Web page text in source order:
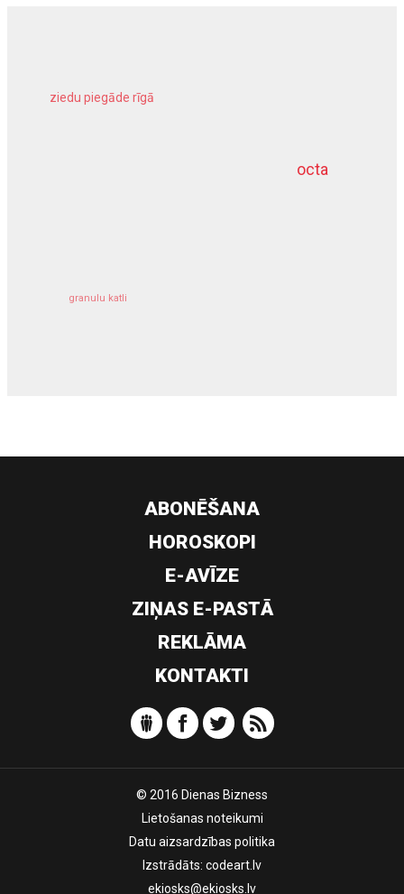
octa
ziedu piegāde rīgā
granulu katli
dziļurbums
ABONĒŠANA
HOROSKOPI
E-AVĪZE
ZIŅAS E-PASTĀ
REKLĀMA
KONTAKTI
© 2016 Dienas Bizness
Lietošanas noteikumi
Datu aizsardzības politika
Izstrādāts: codeart.lv
ekiosks@ekiosks.lv